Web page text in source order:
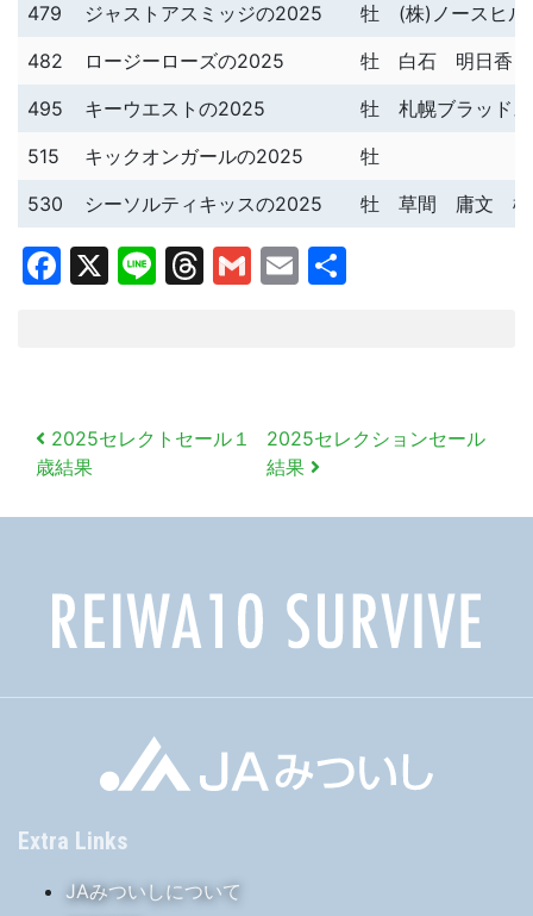
479
ジャストアスミッジの2025 牡
(株)ノースヒ
482
ロージーローズの2025 牡
白石 明日香
495
キーウエストの2025 牡
札幌ブラッド
515
キックオンガールの2025
牡
530
シーソルティキッスの2025 牡 草間 庸文 様
Facebook
X LineThreads
Gmail
Email
投
稿
ナ
ゲ
ョ
2025セレクトセール１
歳結果
2025セレクションセール
結果
Extra Links
JAみついしについて